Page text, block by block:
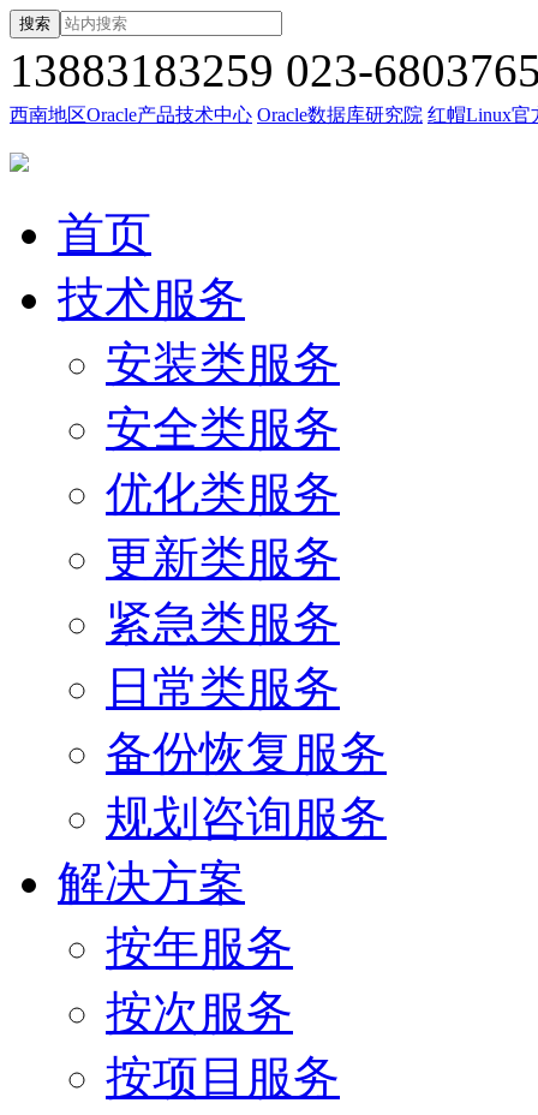
搜索
13883183259 023-
西南地区Oracle产品技术中心 Oracle数据库研究院 红帽Linux官
首页
技术服务
安装类服务
安全类服务
优化类服务
更新类服务
紧急类服务
日常类服务
备份恢复服务
规划咨询服务
解决方案
按年服务
按次服务
按项目服务